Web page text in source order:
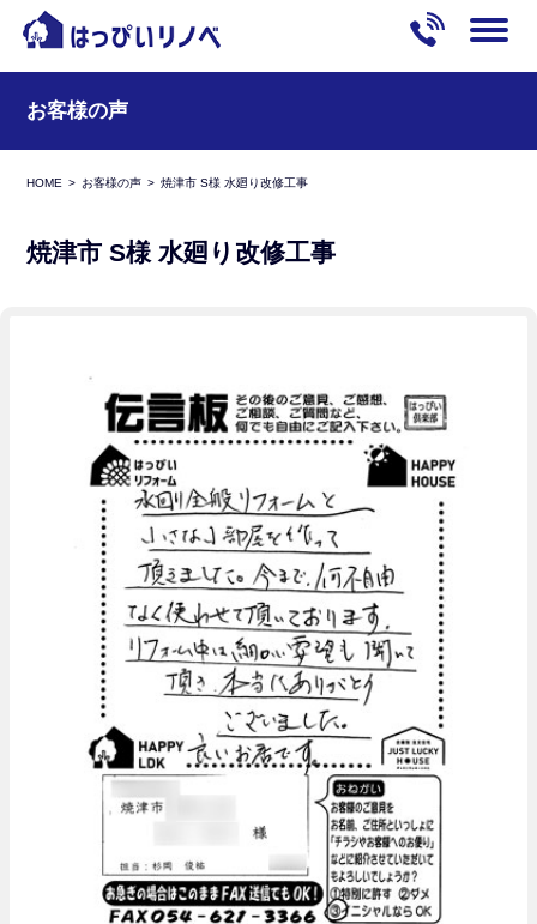
お客様の声
HOME お客様の声 焼津市 S様 水廻り改修工事
焼津市 S様 水廻り改修工事